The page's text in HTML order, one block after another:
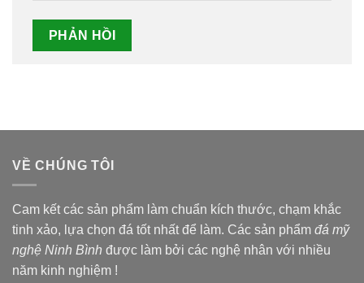
VỀ CHÚNG TÔI
Cam kết các sản phẩm làm chuẩn kích thước, chạm khắc
tinh xảo, lựa chọn đá tốt nhất để làm. Các sản phẩm đá mỹ
nghệ Ninh Bình được làm bởi các nghệ nhân với nhiều
năm kinh nghiệm !